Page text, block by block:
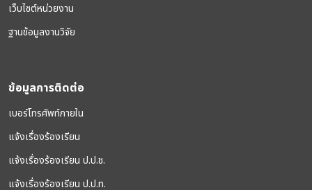
เว็บไซต์หน่วยงาน
ฐานข้อมูลงานวิจัย
ข้อมูลการติดต่อ
เบอร์โทรศัพท์ภายใน
แจ้งเรื่องร้องเรียน
แจ้งเรื่องร้องเรียน ป.ป.ช.
แจ้งเรื่องร้องเรียน ป.ป.ท.